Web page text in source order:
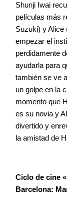
Shunji Iwai
películas más
Suzuki) y Alice
empezar el
perdidamente
ayudarla para
también se ve
un golpe en la
momento que
es su novia y
divertido y
la amistad de
Ciclo de cine
Barcelona: